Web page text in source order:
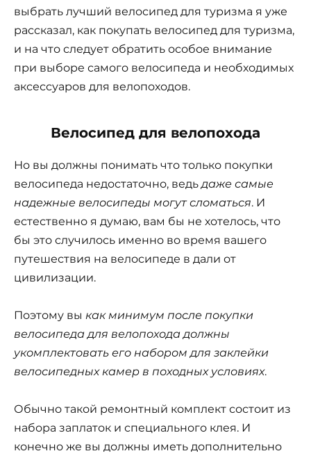
выбрать лучший велосипед для туризма я уже
рассказал, как покупать велосипед для туризма,
и на что следует обратить особое внимание
при выборе самого велосипеда и необходимых
аксессуаров для велопоходов.
Велосипед для велопохода
Но вы должны понимать что только покупки
велосипеда недостаточно, ведьдаже самые
надежные велосипеды могут сломаться. И
естественно я думаю, вам бы не хотелось, что
бы это случилось именно во время вашего
путешествия на велосипеде в дали от
цивилизации.
Поэтому вы как минимум после покупки
велосипеда для велопохода должны
укомплектовать его набором для заклейки
велосипедных камер в походных условиях.
Обычно такой ремонтный комплект состоит из
набора заплаток и специального клея. И
конечно же вы должны иметь дополнительно